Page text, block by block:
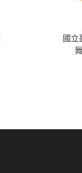
國立